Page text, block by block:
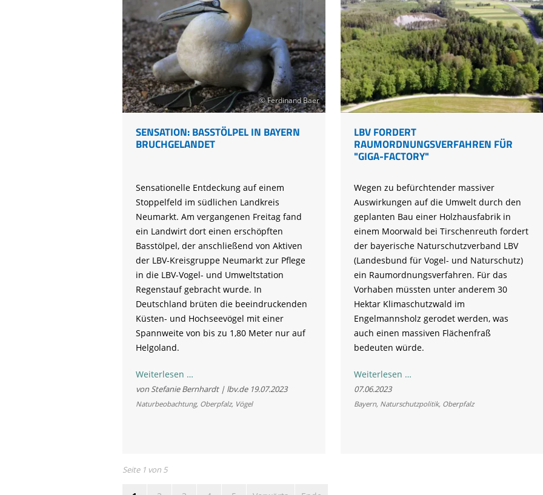
für
seltene
Fledermausarten
© Ferdinand Baer
SENSATION: BASSTÖLPEL IN BAYERN
BRUCHGELANDET
Sensationelle Entdeckung auf einem
Stoppelfeld im südlichen Landkreis
Neumarkt. Am vergangenen Freitag fand
ein Landwirt dort einen erschöpften
Basstölpel, der anschließend von Aktiven
der LBV-Kreisgruppe Neumarkt zur Pflege
in die LBV-Vogel- und Umweltstation
Regenstauf gebracht wurde. In
Deutschland brüten die beeindruckenden
Küsten- und Hochseevögel mit einer
Spannweite von bis zu 1,80 Meter nur auf
Helgoland.
Weiterlesen …Sensation:
Basstölpel
in
von Stefanie Bernhardt | lbv.de 19.07.2023
Naturbeobachtung, Oberpfalz, Vögel
LBV FORDERT
RAUMORDNUNGSVERFAHREN FÜR
"GIGA-FACTORY"
Wegen zu befürchtender massiver
Auswirkungen auf die Umwelt durch den
geplanten Bau einer Holzhausfabrik in
einem Moorwald bei Tirschenreuth fordert
der bayerische Naturschutzverband LBV
(Landesbund für Vogel- und Naturschutz)
ein Raumordnungsverfahren. Für das
Vorhaben müssten unter anderem 30
Hektar Klimaschutzwald im
Engelmannsholz gerodet werden, was
auch einen massiven Flächenfraß
bedeuten würde.
Weiterlesen …LBV
Raumordnungsverfahren
07.06.2023
Bayern, Naturschutzpolitik, Oberpfalz
Seite 1 von 5